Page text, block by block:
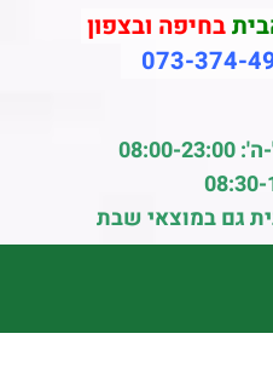
בחיפה ובצפון
073-374-
23:00
גם במוצאי שבת